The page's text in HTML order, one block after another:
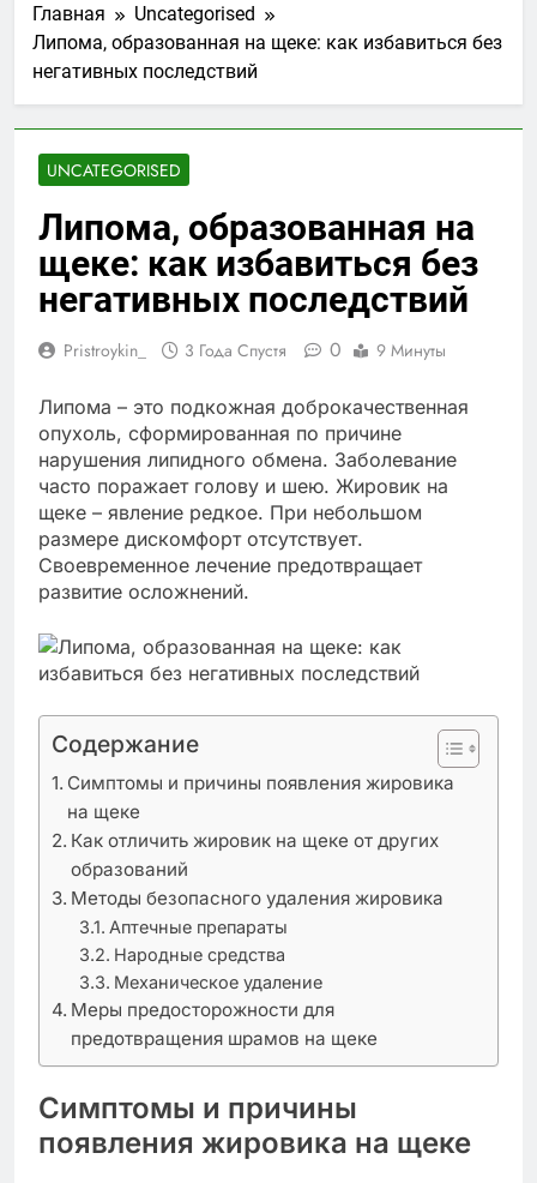
Главная
Uncategorised
Липома, образованная на щеке: как избавиться без
негативных последствий
UNCATEGORISED
Липома, образованная на
щеке: как избавиться без
негативных последствий
Pristroykin_ 3 Года Спустя 0 9 Минуты
Липома – это подкожная доброкачественная
опухоль, сформированная по причине
нарушения липидного обмена. Заболевание
часто поражает голову и шею. Жировик на
щеке – явление редкое. При небольшом
размере дискомфорт отсутствует.
Своевременное лечение предотвращает
развитие осложнений.
Содержание
Симптомы и причины появления жировика
на щеке
Как отличить жировик на щеке от других
образований
Методы безопасного удаления жировика
Аптечные препараты
Народные средства
Механическое удаление
Меры предосторожности для
предотвращения шрамов на щеке
Симптомы и причины
появления жировика на щеке